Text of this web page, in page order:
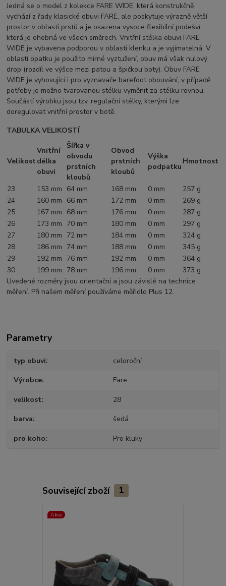
Jedná se o model z kolekce FARE WIDE, která konstrukčně
vychází z řady klasické obuvi FARE, ale poskytuje výrazně větší
prostor v oblasti prstů a je osazena vysoce flexibilní podešví,
která je ohebná ve všech směrech. Vnitřní stélka obuvi FARE
WIDE je vybavena podporou v oblasti klenku a je vyjímatelná. V
oblasti opatku je použito mírné vyztužení, obuv má však nulový
drop (rozdíl ve výšce mezi patou a špičkou boty). Obuv FARE
WIDE je vyhovující i pro vyznavače barefoot obouvání, v případě
potřeby je možno tvarovanou stélku vyměnit za stélku rovnou.
Součástí výrobku jsou tzv. regulační stélky, kterými lze
doregulovat vnitřní prostor v botě.
TABULKA VELIKOSTÍ
Velikost
Vnitřní
délka
obuvi
Šířka v
obvodu
prstních
kloubů
Obvod
prstních
kloubů
Výška
podpatku
Hmotnost
23 153 mm 64 mm 168 mm 0 mm
257 g
24
160 mm 66 mm 172 mm 0 mm
269 g
25
167 mm 68 mm 176 mm 0 mm
287 g
26
173 mm 70 mm 180 mm 0 mm
297 g
27
180 mm 72 mm 184 mm 0 mm
324 g
28
186 mm 74 mm 188 mm 0 mm
345 g
29
192 mm 76 mm 192 mm 0 mm
364 g
30
199 mm 78 mm 196 mm 0 mm
373 g
Uvedené rozměry jsou orientační a jsou závislé na technice
měření. Při našem měření používáme měřidlo Plus 12.
Parametry
typ obuvi celoroční
Výrobce Fare
velikost 28
barva šedá
pro koho Pro kluky
Související zboží 1
Akce